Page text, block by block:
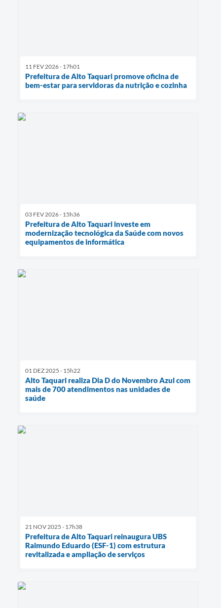
11 FEV 2026 - 17h01
Prefeitura de Alto Taquari promove oficina de
bem-estar para servidoras da nutrição e cozinha
03 FEV 2026 - 15h36
Prefeitura de Alto Taquari investe em
modernização tecnológica da Saúde com novos
equipamentos de informática
01 DEZ 2025 - 15h22
Alto Taquari realiza Dia D do Novembro Azul com
mais de 700 atendimentos nas unidades de
saúde
21 NOV 2025 - 17h38
Prefeitura de Alto Taquari reinaugura UBS
Raimundo Eduardo (ESF-1) com estrutura
revitalizada e ampliação de serviços